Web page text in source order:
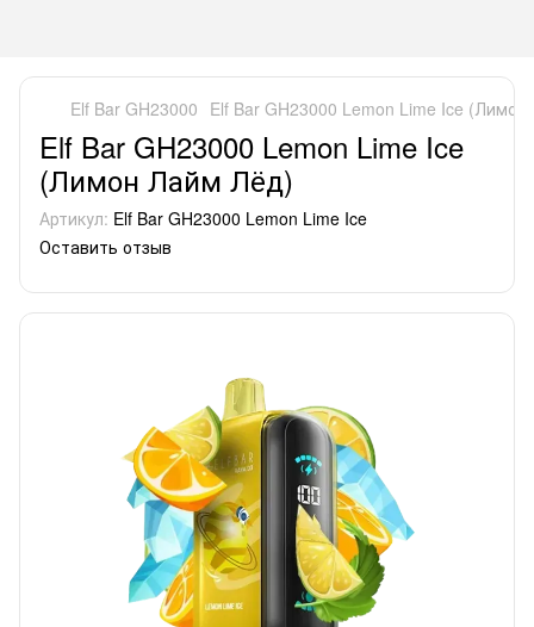
Elf Bar GH23000 Elf Bar GH23000 Lemon Lime Ice
Elf Bar GH23000 Lemon Lime Ice
(Лимон Лайм Лёд)
Артикул: Elf Bar GH23000 Lemon Lime Ice
Оставить отзыв